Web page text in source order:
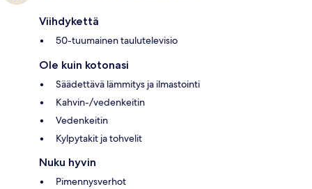
Viihdykettä
50-tuumainen taulutelevisio
Ole kuin kotonasi
Säädettävä lämmitys ja ilmastointi
Kahvin-/vedenkeitin
Vedenkeitin
Kylpytakit ja tohvelit
Nuku hyvin
Pimennysverhot